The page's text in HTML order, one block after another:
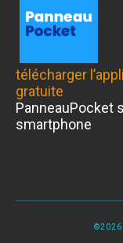
télécharger
gratuite
PanneauPocket
smartphone
©2026